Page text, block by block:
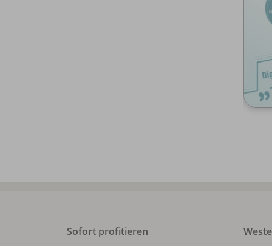
Sofort profitieren